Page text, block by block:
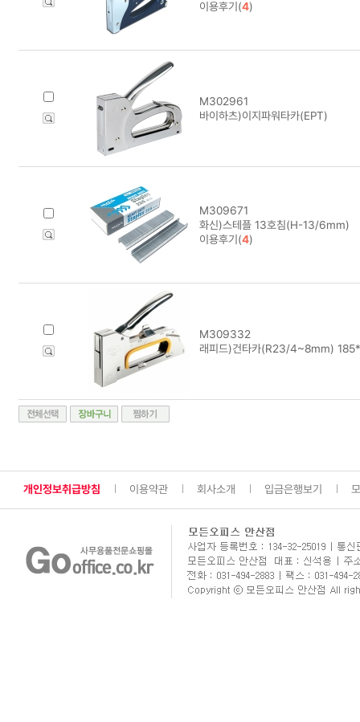
이용후기(4)
M302961
바이하츠)이지파워타카(EPT)
M309671
화신)스테플 13호침(H-13/6mm)
이용후기(4)
M309332
래피드)건타카(R23/4~8mm)
개인정보취급방침 이용약관 회사소개 입금은행보기